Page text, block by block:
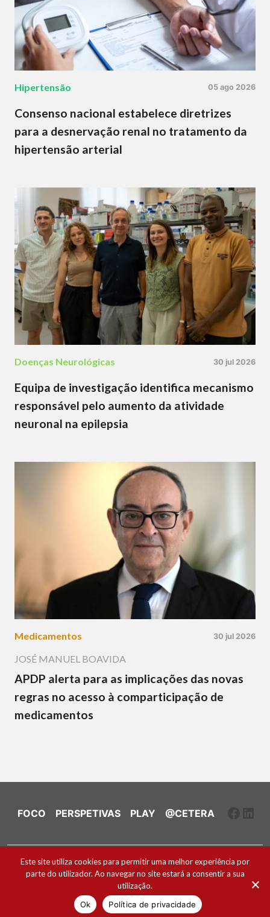
Hipertensão 05 ago 2026
Consenso nacional estabelece diretrizes
para a desnervação renal no tratamento da
hipertensão arterial
Doenças Neurológicas 30 jul 2026
Equipa de investigação identifica mecanismo
responsável pelo aumento da atividade
neuronal na epilepsia
Medicamentos 30 jul 2026
JOSÉ MANUEL BOAVIDA
APDP alerta para as implicações das novas
regras no acesso à comparticipação de
medicamentos
FOCO PERSPETIVAS PLAY @CETERA
Ficha Técnica e Estatuto Editorial
Política de Cookies
2026 ® Todos os direitos reservados
Este site utiliza cookies para permitir uma melhor experiência por
parte do utilizador. Ao navegar no site estará a consentir a sua
utilização.
Ok
Política de privacidade